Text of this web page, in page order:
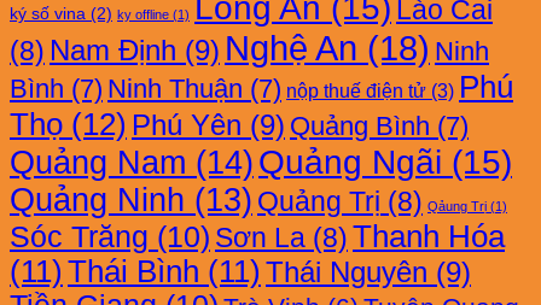
ký số vina (2) ky offline (1) Long An (15) Lào Cai
(8) Nam Định (9) Nghệ An (18) Ninh
Bình (7) Ninh Thuận (7) nộp thuế điện tử (3) Phú
Thọ (12) Phú Yên (9) Quảng Bình (7)
Quảng Nam (14)Quảng Ngãi (15)
Quảng Ninh (13) Quảng Trị (8) Qảung Trị (1)
Sóc Trăng (10) Sơn La (8)Thanh Hóa
(11) Thái Bình (11) Thái Nguyên (9)